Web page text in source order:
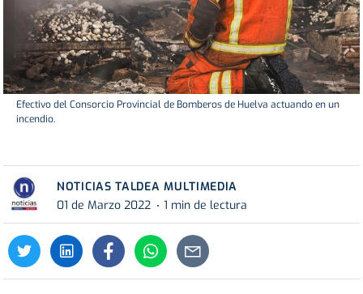
Efectivo del Consorcio Provincial de Bomberos de Huelva actuando en un
incendio.
NOTICIAS TALDEA MULTIMEDIA
01 de Marzo 2022
1 min de lectura